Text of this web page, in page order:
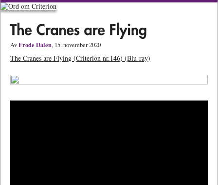
AvFrode Dalen, 15. november 2020
The Cranes are Flying (Criterion nr.146) (Blu-ray)